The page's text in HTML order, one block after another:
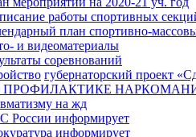
работы спортивных
план спортивно-
и видеоматериалы
соревнований
губернаторский проект
ПРОФИЛАКТИКЕ
на жд
России информирует
информирует